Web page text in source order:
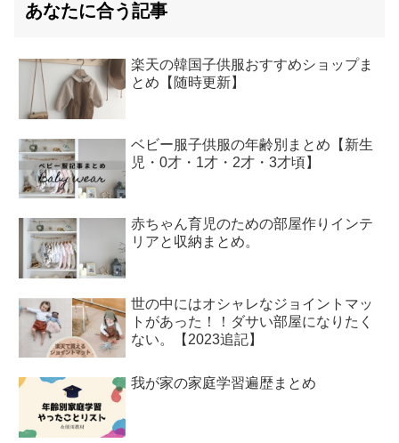
あなたに合う記事
楽天の韓国子供服おすすめショップま
とめ【随時更新】
ベビー服子供服の年齢別まとめ【新生
児・0才・1才・2才・3才頃】
赤ちゃん育児のための部屋作りインテ
リアと収納まとめ。
世の中にはオシャレなジョイントマッ
トがあった！！ダサい部屋になりたく
ない。【2023追記】
我が家の家庭学習遍歴まとめ